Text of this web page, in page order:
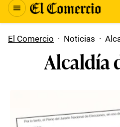
El Comercio · Noticias ·
Alcaldía